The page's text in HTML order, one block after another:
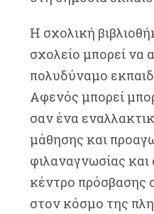
Η σχολική
σχολείο μπορεί να
πολυδύναμο
Αφενός μπορεί
σαν ένα
μάθησης και
φιλαναγνωσίας
κέντρο πρόσβασης
στον κόσμο της